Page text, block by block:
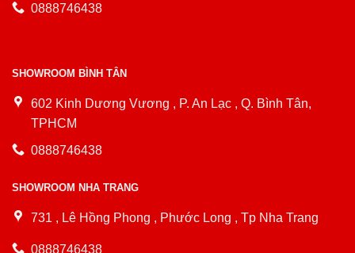
0888746438
SHOWROOM BÌNH TÂN
602 Kinh Dương Vương , P. An Lạc , Q. Bình Tân,
TPHCM
0888746438
SHOWROOM NHA TRANG
731 , Lê Hồng Phong , Phước Long , Tp Nha Trang
0888746438